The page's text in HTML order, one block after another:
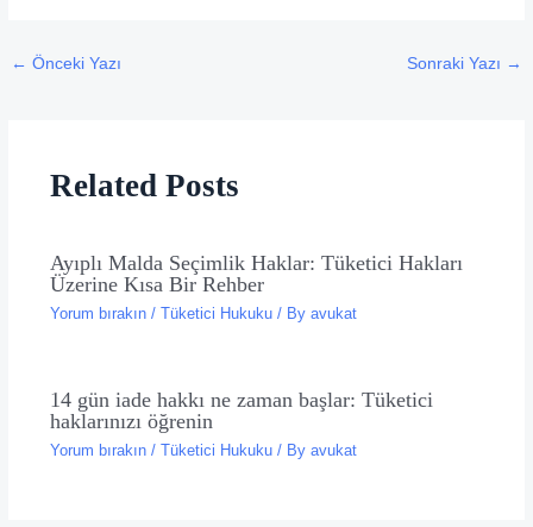
← Önceki Yazı Sonraki Yazı →
Related Posts
Ayıplı Malda Seçimlik Haklar: Tüketici Hakları
Üzerine Kısa Bir Rehber
Yorum bırakın / Tüketici Hukuku/ By avukat
14 gün iade hakkı ne zaman başlar: Tüketici
haklarınızı öğrenin
Yorum bırakın / Tüketici Hukuku/ By avukat